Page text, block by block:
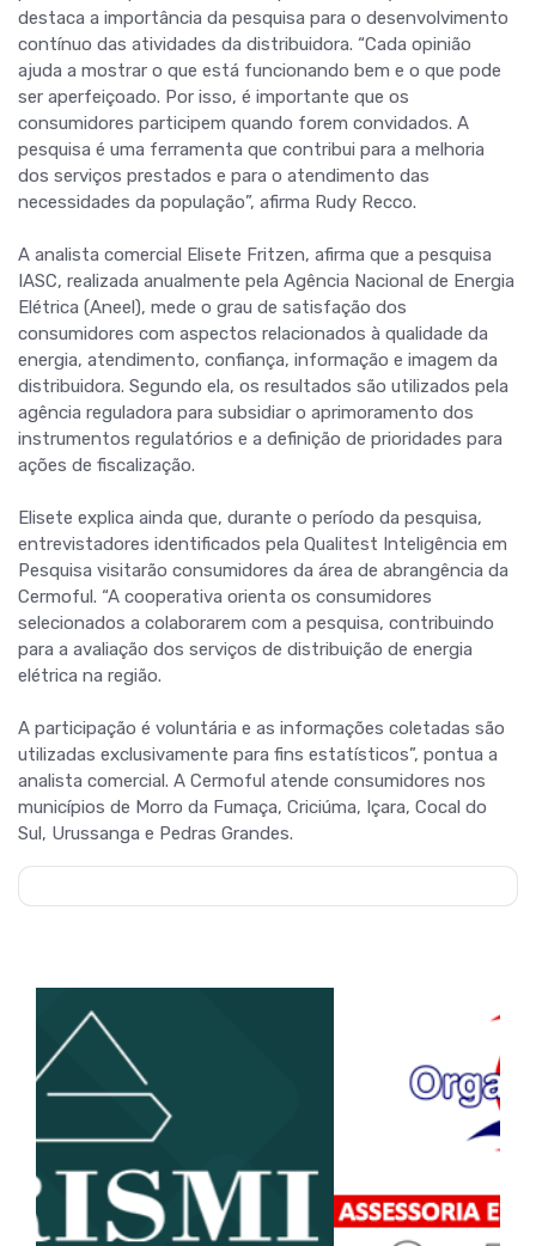
destaca a importância da pesquisa para o desenvolvimento
contínuo das atividades da distribuidora. “Cada opinião
ajuda a mostrar o que está funcionando bem e o que pode
ser aperfeiçoado. Por isso, é importante que os
consumidores participem quando forem convidados. A
pesquisa é uma ferramenta que contribui para a melhoria
dos serviços prestados e para o atendimento das
necessidades da população”, afirma Rudy Recco.
A analista comercial Elisete Fritzen, afirma que a pesquisa
IASC, realizada anualmente pela Agência Nacional de Energia
Elétrica (Aneel), mede o grau de satisfação dos
consumidores com aspectos relacionados à qualidade da
energia, atendimento, confiança, informação e imagem da
distribuidora. Segundo ela, os resultados são utilizados pela
agência reguladora para subsidiar o aprimoramento dos
instrumentos regulatórios e a definição de prioridades para
ações de fiscalização.
Elisete explica ainda que, durante o período da pesquisa,
entrevistadores identificados pela Qualitest Inteligência em
Pesquisa visitarão consumidores da área de abrangência da
Cermoful. “A cooperativa orienta os consumidores
selecionados a colaborarem com a pesquisa, contribuindo
para a avaliação dos serviços de distribuição de energia
elétrica na região.
A participação é voluntária e as informações coletadas são
utilizadas exclusivamente para fins estatísticos”, pontua a
analista comercial. A Cermoful atende consumidores nos
municípios de Morro da Fumaça, Criciúma, Içara, Cocal do
Sul, Urussanga e Pedras Grandes.